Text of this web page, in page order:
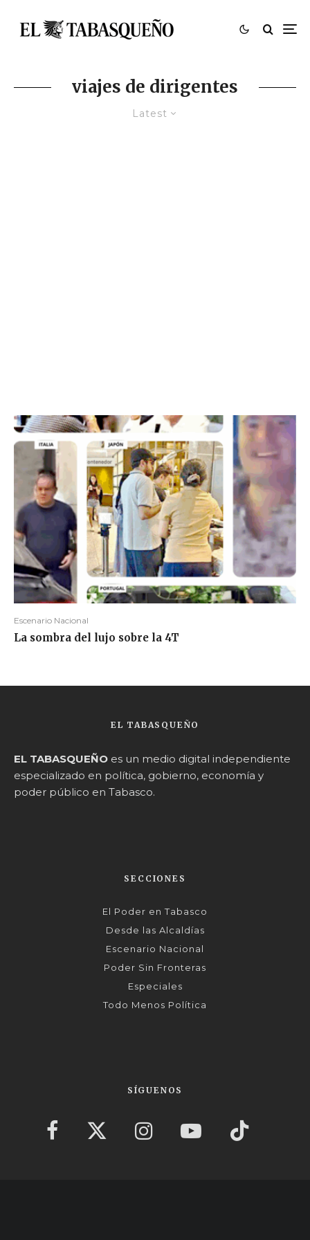
viajes de dirigentes
Latest
Escenario Nacional
La sombra del lujo sobre la 4T
EL TABASQUEÑO
EL TABASQUEÑO es un medio digital independiente
especializado en política, gobierno, economía y
poder público en Tabasco.
SECCIONES
El Poder en Tabasco
Desde las Alcaldías
Escenario Nacional
Poder Sin Fronteras
Especiales
Todo Menos Política
SÍGUENOS